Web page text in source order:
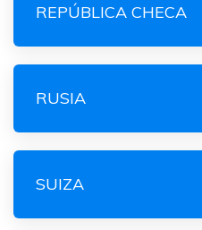
REPÚBLICA CHECA
RUSIA
SUIZA